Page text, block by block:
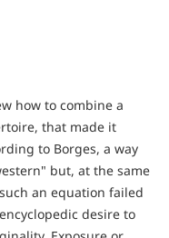
how to combine a
that made it
to Borges, a way
but, at the same
an equation failed
desire to